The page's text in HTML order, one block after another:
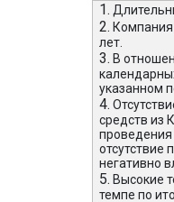
1.
2.
лет.
3. В
указанном
4.
средств из
проведения
отсутствие
негативно
5. Высокие
темпе по